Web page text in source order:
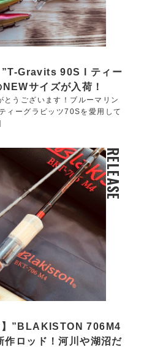
”T-Gravits 90S l ティー
サイズが入荷！
うございます！ブルーマリン
ィーグラビッツ70Sを愛用して
RELEASE
”BLAKISTON 706M4
ロッド！河川や湖沼だ